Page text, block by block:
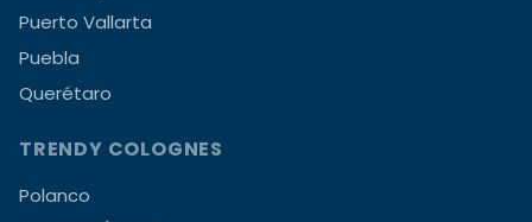
Puerto Vallarta
Puebla
Querétaro
TRENDY COLOGNES
Polanco